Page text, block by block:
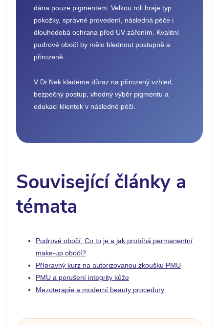
dána pouze pigmentem. Velkou roli hraje typ
pokožky, správné provedení, následná péče i
dlouhodobá ochrana před UV zářením. Kvalitní
pudrové obočí by mělo blednout postupně a
přirozeně.
V Dr.Nek klademe důraz na přirozený vzhled,
bezpečný postup, vhodný výběr pigmentu a
edukaci klientek v následné péči.
Související články a
témata
Pudrové obočí: Co to je a jak probíhá permanentní
make-up obočí?
Přípravný kurz na autorizovanou zkoušku PMU
PMU a porušení integrity kůže
Mezoterapie a moderní beauty procedury